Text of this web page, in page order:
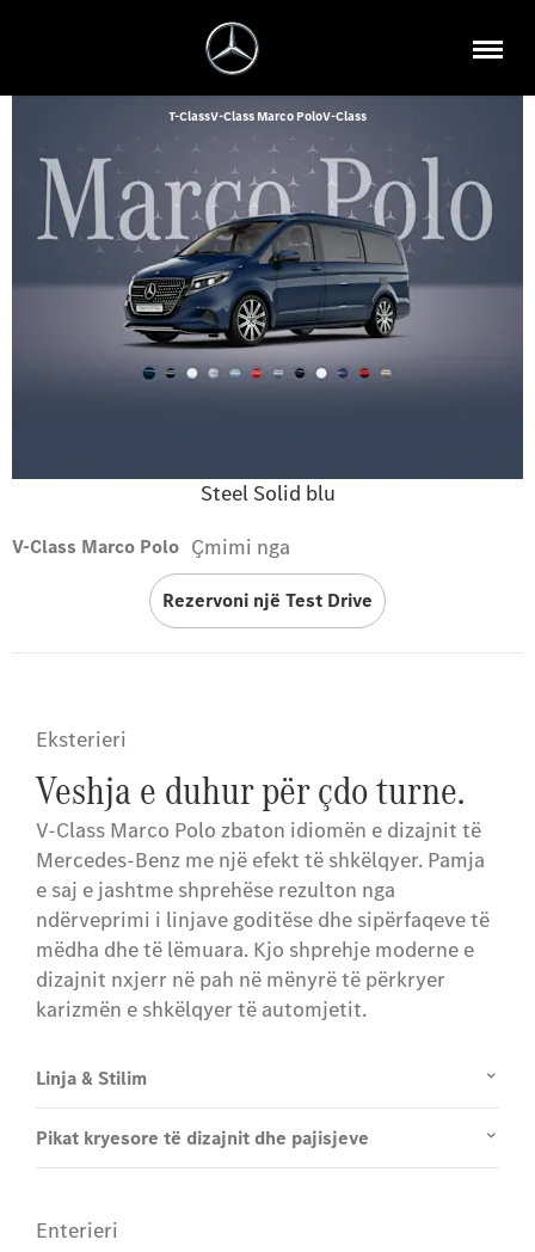
Steel Solid blu
T-ClassV-Class Marco PoloV-Class
V-Class Marco Polo Çmimi nga
Rezervoni një Test Drive
Eksterieri
Veshja e duhur për çdo turne.
V-Class Marco Polo zbaton idiomën e dizajnit të
Mercedes-Benz me një efekt të shkëlqyer. Pamja
e saj e jashtme shprehëse rezulton nga
ndërveprimi i linjave goditëse dhe sipërfaqeve të
mëdha dhe të lëmuara. Kjo shprehje moderne e
dizajnit nxjerr në pah në mënyrë të përkryer
karizmën e shkëlqyer të automjetit.
Linja & Stilim
Pikat kryesore të dizajnit dhe pajisjeve
Enterieri